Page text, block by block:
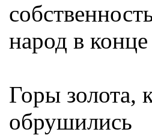
народ в
Горы золота,
обрушились